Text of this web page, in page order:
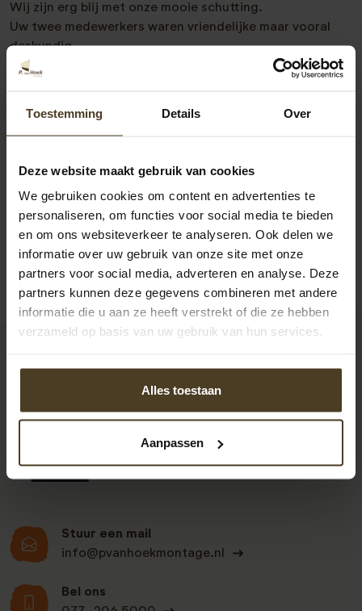
Toestemming Details Over
Deze website maakt gebruik van cookies
We gebruiken cookies om content en advertenties te
personaliseren, om functies voor social media te bieden
en om ons websiteverkeer te analyseren. Ook delen we
informatie over uw gebruik van onze site met onze
partners voor social media, adverteren en analyse. Deze
partners kunnen deze gegevens combineren met andere
informatie die u aan ze heeft verstrekt of die ze hebben
verzameld op basis van uw gebruik van hun services.
Alles toestaan
Aanpassen
Wij zijn erg blij met onze mooie schutting.
Uw twee medewerkers waren vriendelijke maar vooral
deskundig.
En dat tegen een zeer scherpe prijs.
Stuur een mail
info@pvanhoekmontage.nl
Bel ons
ons een: 9 uit de 930
beoordelingen